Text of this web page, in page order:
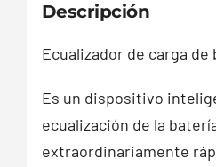
Descripción
Ecualizador de carga de
Es un dispositivo
ecualización de la
extraordinariamente